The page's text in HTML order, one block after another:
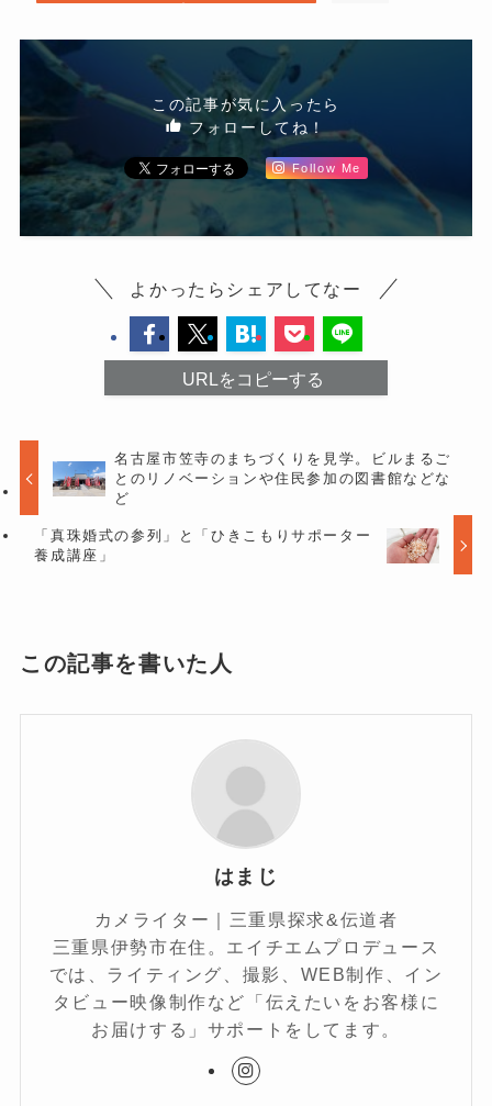
この記事が気に入ったら
フォローしてね！
Follow Me
よかったらシェアしてなー
URLをコピーする
名古屋市笠寺のまちづくりを見学。ビルまるご
とのリノベーションや住民参加の図書館などな
ど
「真珠婚式の参列」と「ひきこもりサポーター
養成講座」
この記事を書いた人
はまじ
カメライター｜三重県探求&伝道者
三重県伊勢市在住。エイチエムプロデュース
では、ライティング、撮影、WEB制作、イン
タビュー映像制作など「伝えたいをお客様に
お届けする」サポートをしてます。